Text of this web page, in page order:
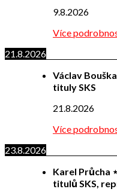
9.8.2026
Více
21.8.2026
Václav
tituly SKS
21.8.2026
Více
23.8.2026
Karel Průcha
titulů SKS,